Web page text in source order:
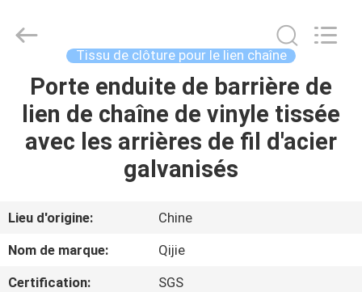
MAISON
DES
AU
SUJET
DE
Mesh
Reserved.
Tissu de clôture pour le lien chaîne
Porte enduite de barrière de
lien de chaîne de vinyle tissée
avec les arrières de fil d'acier
galvanisés
Lieu d'origine:
Chine
Nom de marque:
Qijie
Certification:
SGS